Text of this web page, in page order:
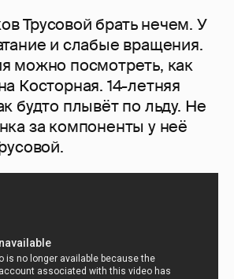
Трусовой брать нечем. У
и слабые вращения.
можно посмотреть, как
Косторная. 14-летняя
будто плывёт по льду. Не
за компоненты у неё